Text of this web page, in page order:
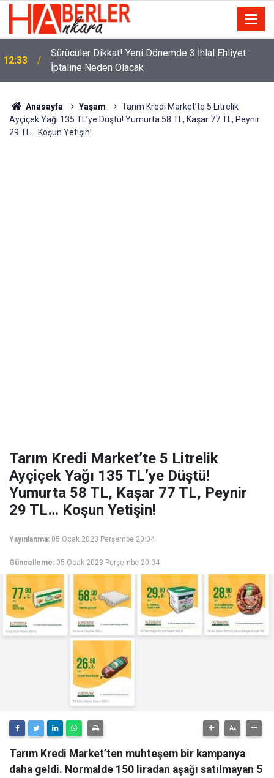
12:33
Sürücüler Dikkat! Yeni Dönemde 3 İhlal Ehliyet
İptaline Neden Olacak
Anasayfa Yaşam
Tarım Kredi Market’te 5 Litrelik
Ayçiçek Yağı 135 TL’ye Düştü! Yumurta 58 TL, Kaşar 77 TL, Peynir
29 TL… Koşun Yetişin!
Tarım Kredi Market’te 5 Litrelik
Ayçiçek Yağı 135 TL’ye Düştü!
Yumurta 58 TL, Kaşar 77 TL, Peynir
29 TL… Koşun Yetişin!
Yayınlanma: 05 Ocak 2023 Perşembe 20:04
Güncelleme: 05 Ocak 2023 Perşembe 20:04
Tarım Kredi Market’ten muhteşem bir kampanya
daha geldi. Normalde 150 liradan aşağı satılmayan 5